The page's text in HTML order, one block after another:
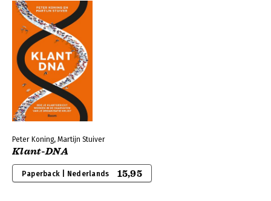
Peter Koning, Martijn Stuiver
Klant-DNA
Paperback | Nederlands 15,95